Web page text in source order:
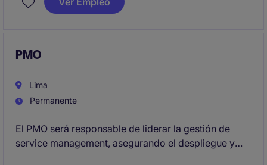
negocio a través de la innovación y análisis de
PMO
Lima
Permanente
El PMO será responsable de liderar la gestión de
service management, asegurando el despliegue y